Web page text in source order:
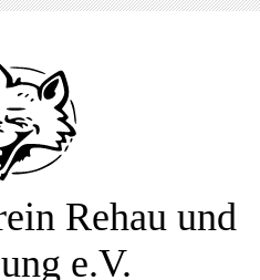
Rehau und
e.V.